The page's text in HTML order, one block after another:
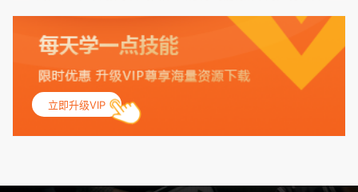
量指数（BMI）：捐赠者的BMI通常需要在正常范围内，以确
保其身体健康状况良好。过高的BMI可能与多种健康问题相关
联，包括不孕症和妊娠并发症。 生殖健康：捐赠者需要有规律
的月经期，无生殖障碍或异常问题。此外，还需要进行详细的
妇科检查，以确保其生殖系统的健康。 遗传病史与家族病史：
捐赠者及其家庭成员需要无严重的遗传病史、精神病史和传染
病史。这通常需要通过基因检测、家族史调查和医疗记录审查
立即升级VIP